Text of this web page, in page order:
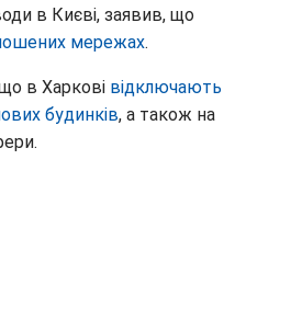
в Києві, заявив, що
мережах.
в Харкові відключають
будинків, а також на